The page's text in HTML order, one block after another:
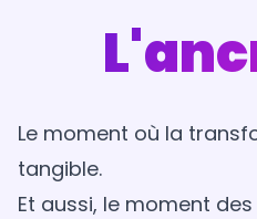
Le moment où la
tangible.
Et aussi, le moment